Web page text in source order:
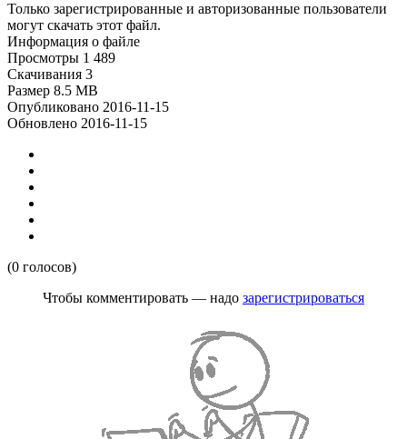
Только зарегистрированные и авторизованные пользователи
могут скачать этот файл.
Информация о файле
Просмотры 1 489
Скачивания 3
Размер 8.5 MB
Опубликовано 2016-11-15
Обновлено 2016-11-15
(0 голосов)
Чтобы комментировать — надо зарегистрироваться